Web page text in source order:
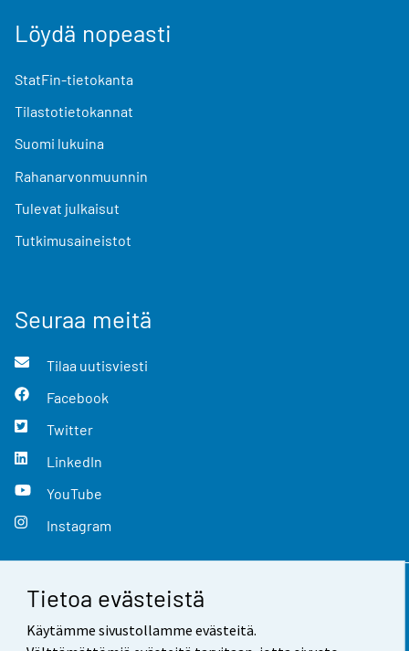
Tietoa evästeistä
Käytämme sivustollamme evästeitä.
Löydä nopeasti
StatFin-tietokanta
Tilastotietokannat
Suomi lukuina
Rahanarvonmuunnin
Tulevat julkaisut
Tutkimusaineistot
Seuraa meitä
Tilaa uutisviesti
Facebook
Twitter
LinkedIn
YouTube
Instagram
Yhteystiedot
Palaute